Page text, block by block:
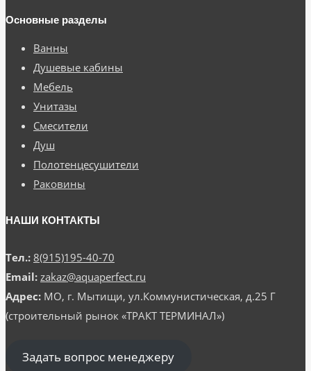
Основные разделы
Ванны
Душевые кабины
Мебель
Унитазы
Смесители
Душ
Полотенцесушители
Раковины
НАШИ КОНТАКТЫ
Тел.: 8(915)195-40-70
Email: zakaz@aquaperfect.ru
Адрес: МО, г. Мытищи, ул.Коммунистическая, д.25 Г
(строительный рынок «ТРАКТ ТЕРМИНАЛ»)
Задать вопрос менеджеру